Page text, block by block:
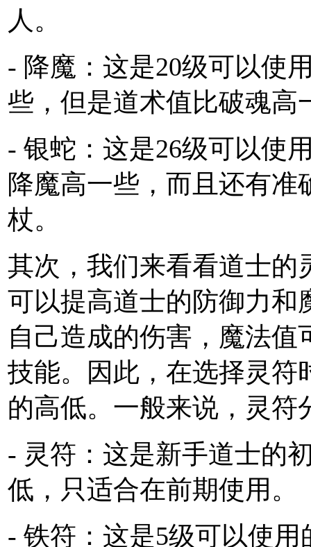
人。
- 降魔：这是20级可以使
些，但是道术值比破魂高
- 银蛇：这是26级可以使
降魔高一些，而且还有
杖。
其次，我们来看看道士的
可以提高道士的防御力和
自己造成的伤害，魔法
技能。因此，在选择灵符
的高低。一般来说，灵符
- 灵符：这是新手道士的
低，只适合在前期使用。
- 铁符：这是5级可以使